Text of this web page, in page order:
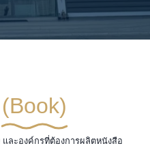
(Book)
ละองค์กรที่ต้องการผลิตหนังสือ